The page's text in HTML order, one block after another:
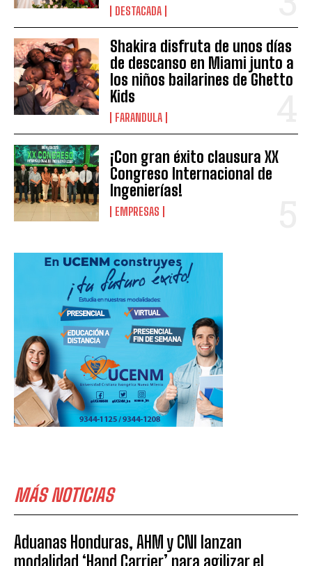
DESTACADA
Shakira disfruta de unos días
de descanso en Miami junto a
los niños bailarines de Ghetto
Kids
FARANDULA
¡Con gran éxito clausura XX
Congreso Internacional de
Ingenierías!
EMPRESAS
MÁS NOTICIAS
Aduanas Honduras, AHM y CNI lanzan
modalidad ‘Hand Carrier’ para agilizar el